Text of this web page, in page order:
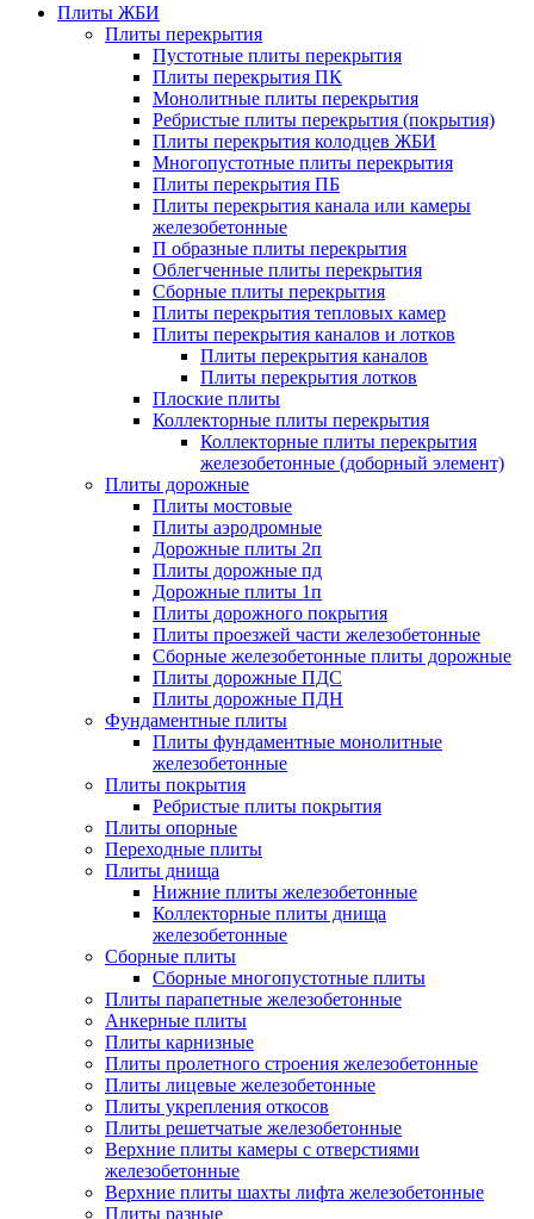
Плиты ЖБИ
Плиты перекрытия
Пустотные плиты перекрытия
Плиты перекрытия ПК
Монолитные плиты перекрытия
Ребристые плиты перекрытия (покрытия)
Плиты перекрытия колодцев ЖБИ
Многопустотные плиты перекрытия
Плиты перекрытия ПБ
Плиты перекрытия канала или камеры
железобетонные
П образные плиты перекрытия
Облегченные плиты перекрытия
Сборные плиты перекрытия
Плиты перекрытия тепловых камер
Плиты перекрытия каналов и лотков
Плиты перекрытия каналов
Плиты перекрытия лотков
Плоские плиты
Коллекторные плиты перекрытия
Коллекторные плиты перекрытия
железобетонные (доборный элемент)
Плиты дорожные
Плиты мостовые
Плиты аэродромные
Дорожные плиты 2п
Плиты дорожные пд
Дорожные плиты 1п
Плиты дорожного покрытия
Плиты проезжей части железобетонные
Сборные железобетонные плиты дорожные
Плиты дорожные ПДС
Плиты дорожные ПДН
Фундаментные плиты
Плиты фундаментные монолитные
железобетонные
Плиты покрытия
Ребристые плиты покрытия
Плиты опорные
Переходные плиты
Плиты днища
Нижние плиты железобетонные
Коллекторные плиты днища
железобетонные
Сборные плиты
Сборные многопустотные плиты
Плиты парапетные железобетонные
Анкерные плиты
Плиты карнизные
Плиты пролетного строения железобетонные
Плиты лицевые железобетонные
Плиты укрепления откосов
Плиты решетчатые железобетонные
Верхние плиты камеры с отверстиями
железобетонные
Верхние плиты шахты лифта железобетонные
Плиты разные